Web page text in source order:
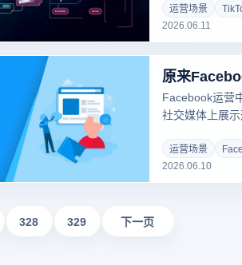
量覆盖，实现
运营场景
2026.06.11
Facebook运营
社交媒体上展
知道如何有效
运营场景
2026.06.10
328 329 下一页